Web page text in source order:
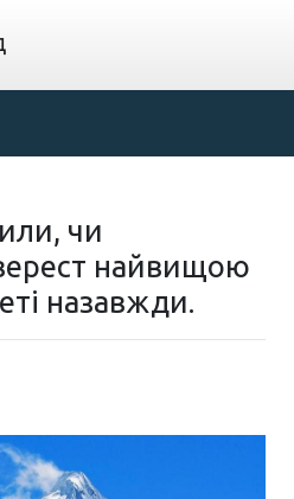
чи
найвищою
назавжди.